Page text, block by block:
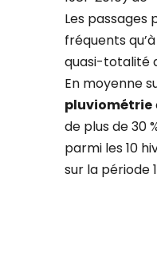
Les
fréquents
quasi-totalité
En moyenne
pluviométrie
de plus de 30
parmi les 10
sur la période